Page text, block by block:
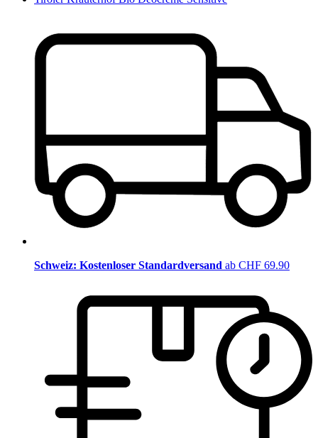
Schweiz: Kostenloser Standardversand ab CHF 69.90